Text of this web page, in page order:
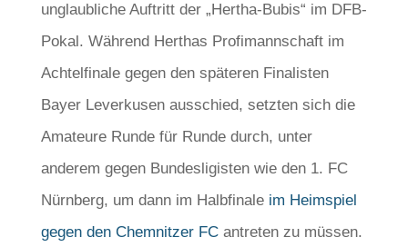
unglaubliche Auftritt der „Hertha-Bubis“ im DFB-
Pokal. Während Herthas Profimannschaft im
Achtelfinale gegen den späteren Finalisten
Bayer Leverkusen ausschied, setzten sich die
Amateure Runde für Runde durch, unter
anderem gegen Bundesligisten wie den 1. FC
Nürnberg, um dann im Halbfinaleim Heimspiel
gegen den Chemnitzer FCantreten zu müssen.